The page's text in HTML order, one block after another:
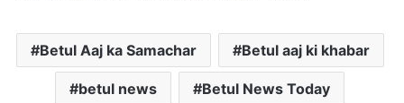
Betul Aaj ka Samachar Betul aaj ki khabar
betul news Betul News Today